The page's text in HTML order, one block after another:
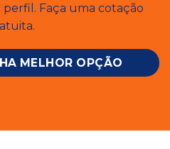
Faça uma cotação
MELHOR OPÇÃO